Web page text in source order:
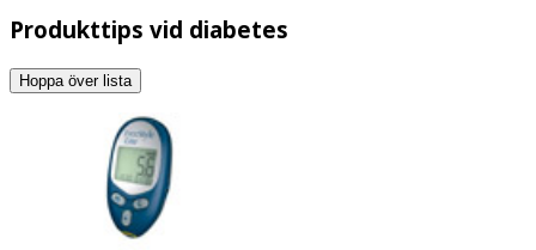
Produkttips vid diabetes
Hoppa över lista